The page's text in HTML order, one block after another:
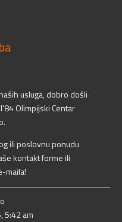
usluga, dobro došli
Olimpijski Centar
ili poslovnu ponudu
kontakt forme ili
maila!
5:42 am